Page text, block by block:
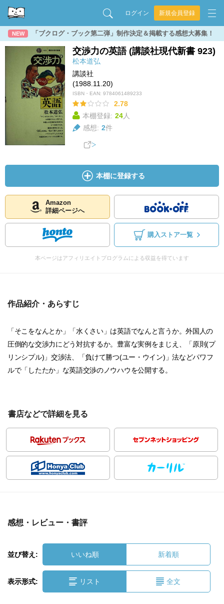
ログイン 新規会員登録
NEW 「ブクログ・ブック第二弾」制作決定＆掲載する感想大募集！
交渉力の英語 (講談社現代新書 923)
松本道弘
講談社
(1988.11.20)
ISBN・EAN: 9784061489233
2.78
本棚登録: 24人
感想: 2件
本棚に登録する
Amazon
詳細ページへ
購入ストア一覧
本ページはアフィリエイトプログラムによる収益を得ています
作品紹介・あらすじ
「そこをなんとか」「水くさい」は英語でなんと言うか。外国人の
圧倒的な交渉力にどう対抗するか。豊富な実例をまじえ、「原則(プ
リンシプル)」交渉法、「負けて勝つ(ユー・ウイン)」法などパワフ
ルで「したたか」な英語交渉のノウハウを公開する。
書店などで詳細を見る
感想・レビュー・書評
並び替え: いいね順 新着順
表示形式: リスト 全文